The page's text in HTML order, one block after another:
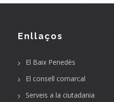
Enllaços
El Baix Penedès
El consell comarcal
Serveis a la ciutadania